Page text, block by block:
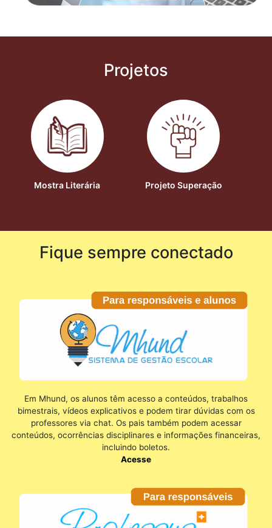
Projetos
Mostra Literária Projeto Superação
Fique sempre conectado
Em Mhund, os alunos têm acesso a conteúdos, trabalhos
bimestrais, vídeos explicativos e podem tirar dúvidas com os
professores via chat. Os pais também podem acessar
conteúdos, ocorrências disciplinares e informações financeiras,
incluindo boletos.
Acesse